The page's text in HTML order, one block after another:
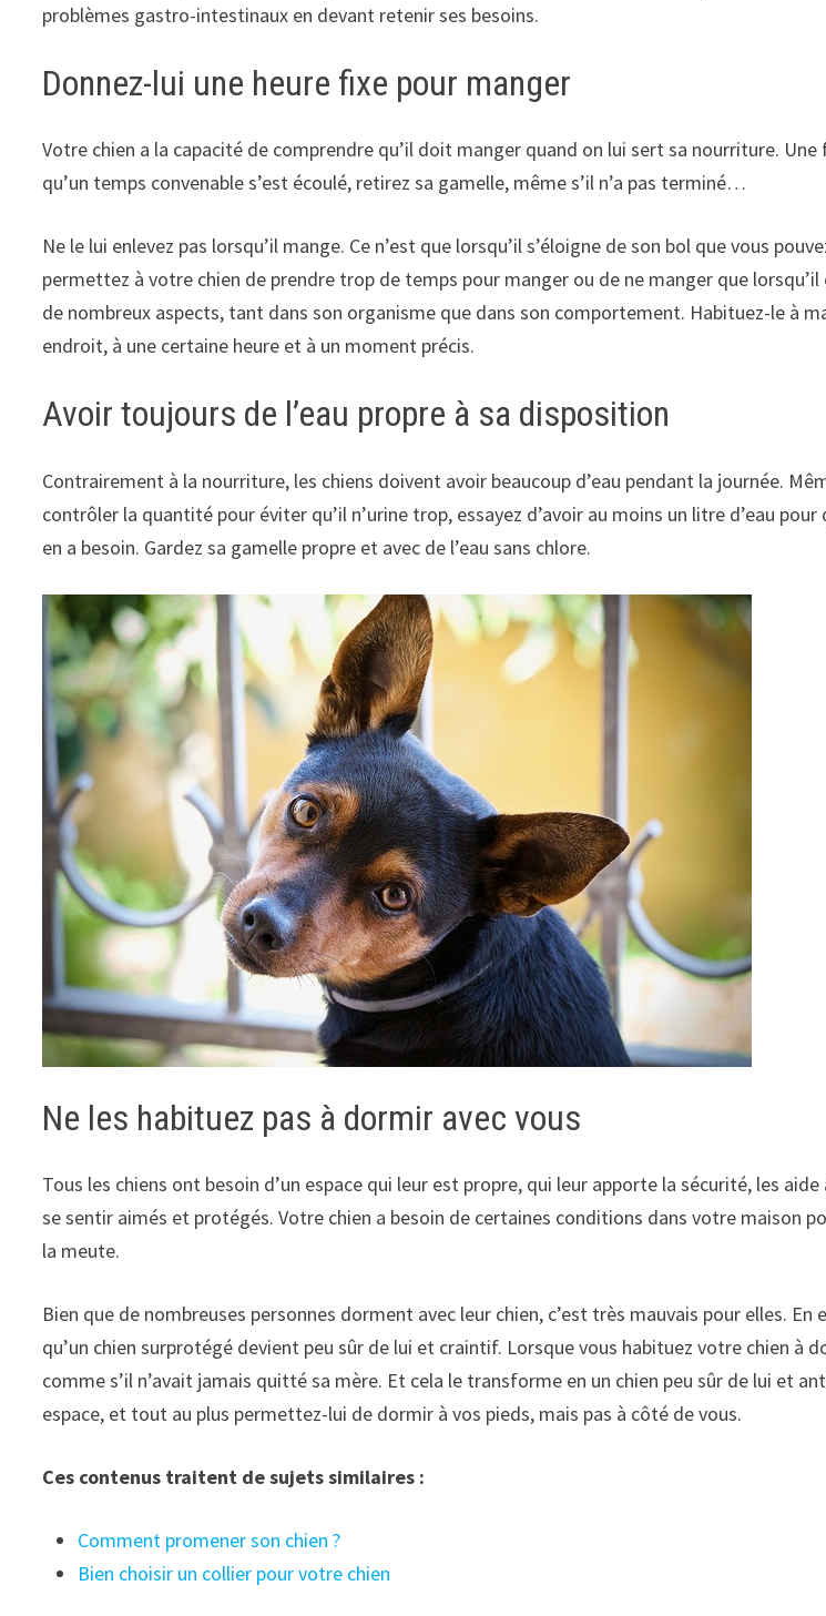
problèmes gastro-intestinaux en devant retenir ses besoins.
Donnez-lui une heure fixe pour manger
Votre chien a la capacité de comprendre qu’il doit manger quand on lui sert sa nourriture. Une
qu’un temps convenable s’est écoulé, retirez sa gamelle, même s’il n’a pas terminé…
Ne le lui enlevez pas lorsqu’il mange. Ce n’est que lorsqu’il s’éloigne de son bol que vous
permettez à votre chien de prendre trop de temps pour manger ou de ne manger que lorsqu’il
de nombreux aspects, tant dans son organisme que dans son comportement. Habituez-le à
endroit, à une certaine heure et à un moment précis.
Avoir toujours de l’eau propre à sa disposition
Contrairement à la nourriture, les chiens doivent avoir beaucoup d’eau pendant la journée.
contrôler la quantité pour éviter qu’il n’urine trop, essayez d’avoir au moins un litre d’eau pour
en a besoin. Gardez sa gamelle propre et avec de l’eau sans chlore.
Ne les habituez pas à dormir avec vous
Tous les chiens ont besoin d’un espace qui leur est propre, qui leur apporte la sécurité, les
se sentir aimés et protégés. Votre chien a besoin de certaines conditions dans votre maison
la meute.
Bien que de nombreuses personnes dorment avec leur chien, c’est très mauvais pour elles. En
qu’un chien surprotégé devient peu sûr de lui et craintif. Lorsque vous habituez votre chien à
comme s’il n’avait jamais quitté sa mère. Et cela le transforme en un chien peu sûr de lui et
espace, et tout au plus permettez-lui de dormir à vos pieds, mais pas à côté de vous.
Ces contenus traitent de sujets similaires :
Comment promener son chien ?
Bien choisir un collier pour votre chien